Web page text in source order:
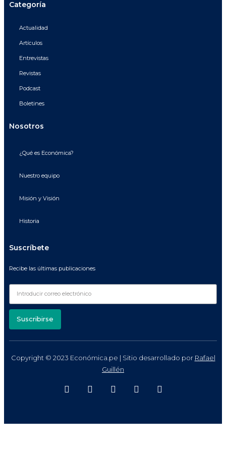
Categoría
Actualidad
Artículos
Entrevistas
Revistas
Podcast
Boletines
Nosotros
¿Qué es Económica?
Nuestro equipo
Misión y Visión
Historia
Suscríbete
Recibe las últimas publicaciones
Suscribirse
Copyright © 2023 Económica.pe | Sitio desarrollado por Rafael
Guillén